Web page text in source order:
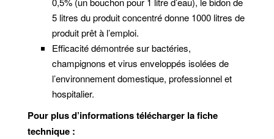
5 litres du produit concentré donne 1000 litres de
produit prêt à l’emploi.
Efficacité démontrée sur bactéries,
champignons et virus enveloppés isolées de
l’environnement domestique, professionnel et
hospitalier.
Pour plus d’informations télécharger la fiche
technique :